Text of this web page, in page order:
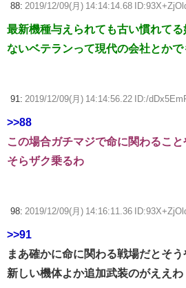
88: 2019/12/09(月) 14:14:14.68
最新機種与えられても古い慣れて
ないベテランって現代の会社とか
91: 2019/12/09(月) 14:14:56.22 ID:/
>>88
この場合ガチマジで命に関わること
そらザク乗るわ
98: 2019/12/09(月) 14:16:11.36
>>91
まあ確かに命に関わる戦場だとそう
新しい機体よか追加武装のがええわ